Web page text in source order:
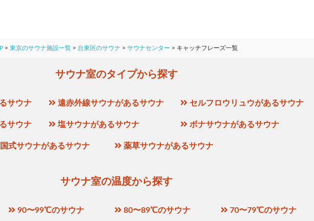
> 東京のサウナ施設一覧 > 台東区のサウナ > サウナセンター > キャッチフレーズ一覧
サウナ室のタイプから探す
サウナ 遠赤外線サウナがあるサウナ セルフロウリュウがあるサウナ
サウナ 塩サウナがあるサウナ ボナサウナがあるサウナ
式サウナがあるサウナ 薬草サウナがあるサウナ
サウナ室の温度から探す
90〜99℃のサウナ 80〜89℃のサウナ 70〜79℃のサウナ